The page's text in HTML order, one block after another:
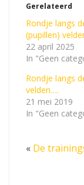
Gerelateerd
Rondje langs
(pupillen)
22 april 2025
In "Geen
Rondje langs
velden….
21 mei 2019
In "Geen
« De